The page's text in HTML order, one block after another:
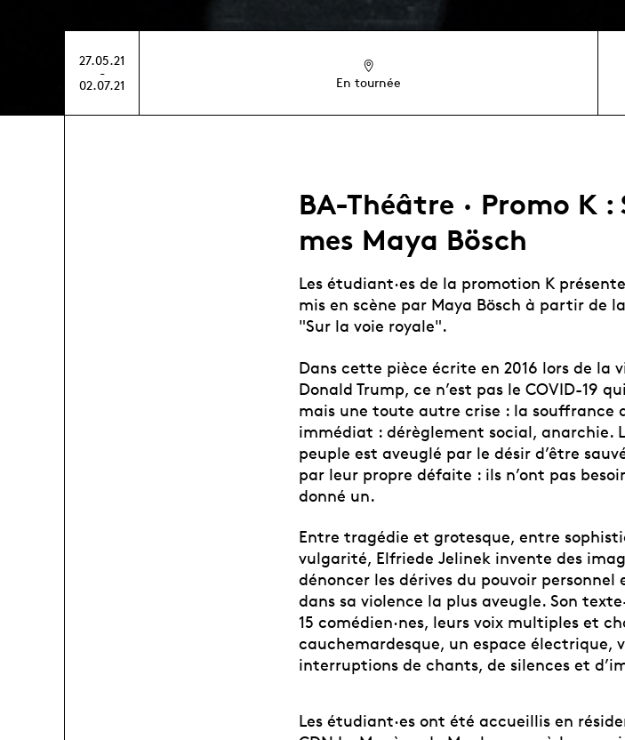
27.05.21
-
02.07.21
En tournée
BA-Théâtre · Promo K
mes Maya Bösch
Les étudiant·es de la promotion K
mis en scène par Maya Bösch à partir de
"Sur la voie royale".
Dans cette pièce écrite en 2016 lors de la
Donald Trump, ce n’est pas le COVID-19
mais une toute autre crise : la souffrance
immédiat : dérèglement social, anarchie.
peuple est aveuglé par le désir d’être
par leur propre défaite : ils n’ont pas
donné un.
Entre tragédie et grotesque, entre
vulgarité, Elfriede Jelinek invente des
dénoncer les dérives du pouvoir
dans sa violence la plus aveugle. Son
15 comédien·nes, leurs voix multiples et
cauchemardesque, un espace électrique,
interruptions de chants, de silences et
Les étudiant·es ont été accueillis en